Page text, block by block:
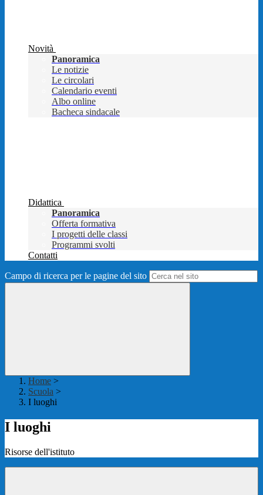
Novità
Panoramica
Le notizie
Le circolari
Calendario eventi
Albo online
Bacheca sindacale
Didattica
Panoramica
Offerta formativa
I progetti delle classi
Programmi svolti
Contatti
Campo di ricerca per le pagine del sito
Home >
Scuola >
I luoghi
I luoghi
Risorse dell'istituto